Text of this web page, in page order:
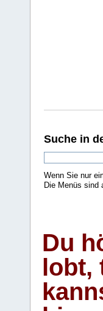
Suche in
Wenn Sie nur
Die Menüs sind
Du
lobt,